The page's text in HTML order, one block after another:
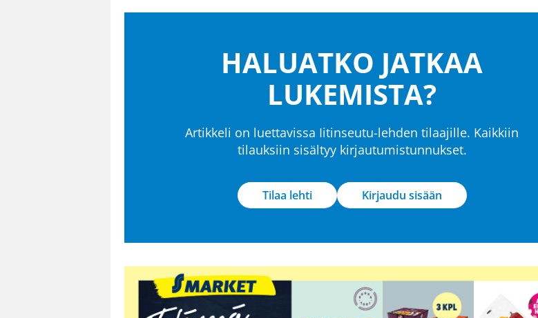
HALUATKO JATKAA
LUKEMISTA?
Artikkeli on luettavissa Iitinseutu-lehden tilaajille. Kaikkiin
tilauksiin sisältyy kirjautumistunnukset.
Tilaa lehti Kirjaudu sisään